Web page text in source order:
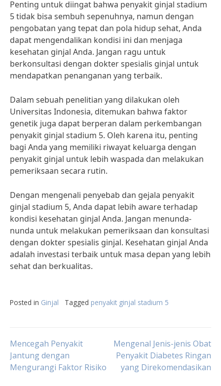
Penting untuk diingat bahwa penyakit ginjal stadium
5 tidak bisa sembuh sepenuhnya, namun dengan
pengobatan yang tepat dan pola hidup sehat, Anda
dapat mengendalikan kondisi ini dan menjaga
kesehatan ginjal Anda. Jangan ragu untuk
berkonsultasi dengan dokter spesialis ginjal untuk
mendapatkan penanganan yang terbaik.
Dalam sebuah penelitian yang dilakukan oleh
Universitas Indonesia, ditemukan bahwa faktor
genetik juga dapat berperan dalam perkembangan
penyakit ginjal stadium 5. Oleh karena itu, penting
bagi Anda yang memiliki riwayat keluarga dengan
penyakit ginjal untuk lebih waspada dan melakukan
pemeriksaan secara rutin.
Dengan mengenali penyebab dan gejala penyakit
ginjal stadium 5, Anda dapat lebih aware terhadap
kondisi kesehatan ginjal Anda. Jangan menunda-
nunda untuk melakukan pemeriksaan dan konsultasi
dengan dokter spesialis ginjal. Kesehatan ginjal Anda
adalah investasi terbaik untuk masa depan yang lebih
sehat dan berkualitas.
Posted in Ginjal Tagged penyakit ginjal stadium 5
Post
navigation
Mencegah Penyakit
Jantung dengan
Mengurangi Faktor Risiko
Mengenal Jenis-jenis Obat
Penyakit Diabetes Ringan
yang Direkomendasikan